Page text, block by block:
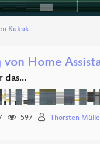
Kukuk
Home
das…
597 Thorsten